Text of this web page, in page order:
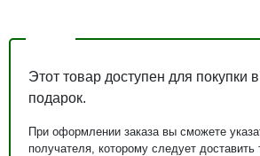
Этот товар доступен для покупки в
подарок.
При оформлении заказа вы сможете
получателя, которому следует доставить